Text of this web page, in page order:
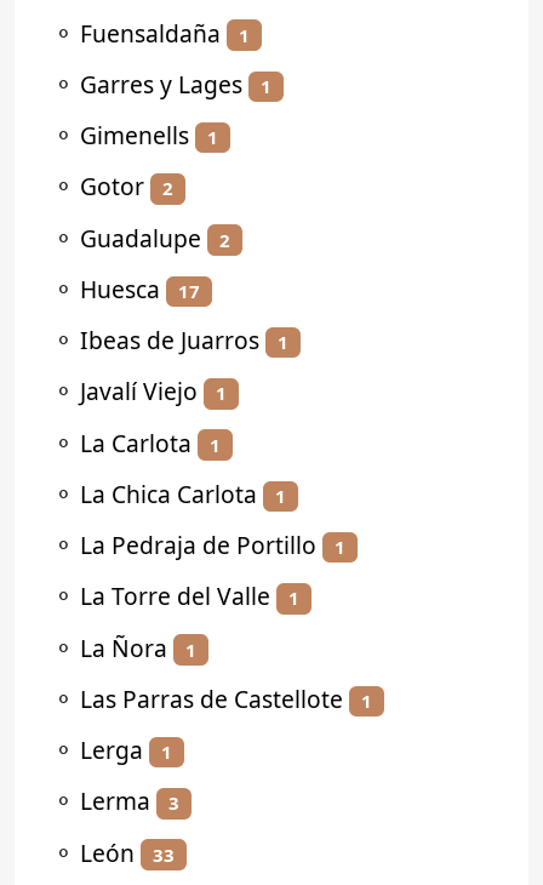
⚬ Fuensaldaña 1
⚬ Garres y Lages 1
⚬ Gimenells 1
⚬ Gotor 2
⚬ Guadalupe 2
⚬ Huesca 17
⚬ Ibeas de Juarros 1
⚬ Javalí Viejo 1
⚬ La Carlota 1
⚬ La Chica Carlota 1
⚬ La Pedraja de Portillo 1
⚬ La Torre del Valle 1
⚬ La Ñora 1
⚬ Las Parras de Castellote 1
⚬ Lerga 1
⚬ Lerma 3
⚬ León 33